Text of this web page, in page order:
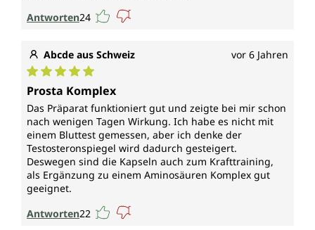
Antworten24
Abcde aus Schweiz vor 6 Jahren
Durchschnittliche Bewertung von 5 von 5 Sternen
Prosta Komplex
Das Präparat funktioniert gut und zeigte bei mir schon
nach wenigen Tagen Wirkung. Ich habe es nicht mit
einem Bluttest gemessen, aber ich denke der
Testosteronspiegel wird dadurch gesteigert.
Deswegen sind die Kapseln auch zum Krafttraining,
als Ergänzung zu einem Aminosäuren Komplex gut
geeignet.
Antworten22